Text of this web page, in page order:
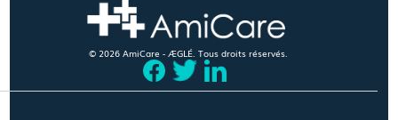
© 2026 AmiCare - ÆGLÉ. Tous droits réservés.